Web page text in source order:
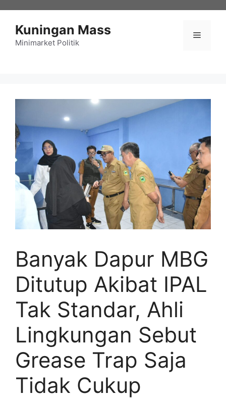
Kuningan Mass
Minimarket Politik
Menu
Banyak Dapur MBG
Ditutup Akibat IPAL
Tak Standar, Ahli
Lingkungan Sebut
Grease Trap Saja
Tidak Cukup